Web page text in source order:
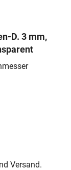
D. 3 mm,
Versand.